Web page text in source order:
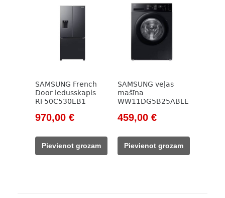
SAMSUNG French
Door ledusskapis
RF50C530EB1
Original
was:
1
970,00 €Current
970,00 €.
Pievienot grozam
SAMSUNG veļas
mašīna
WW11DG5B25ABLE
Original
was:
694,00 €.
459,00 €Current
459,00 €.
Pievienot grozam